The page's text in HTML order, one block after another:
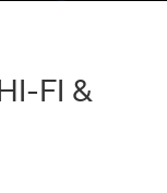
FI &